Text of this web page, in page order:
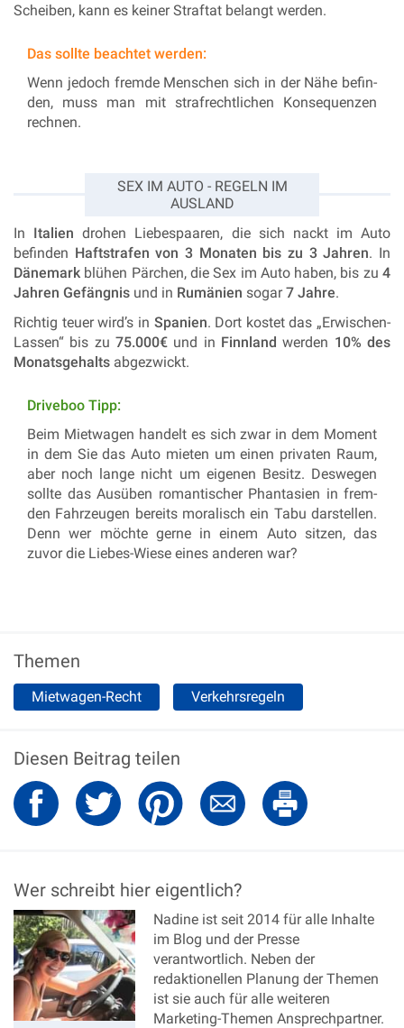
Scheiben, kann es keiner Straftat belangt werden.
Das sollte beachtet werden:
Wenn je­doch frem­de Men­schen sich in der Nähe be­fin­
den, muss man mit straf­recht­li­chen Kon­se­quen­zen
rech­nen.
SEX IM AUTO - REGELN IM
AUSLAND
In Italien drohen Liebespaaren, die sich nackt im Auto
befinden Haftstrafen von 3 Monaten bis zu 3 Jahren. In
Dänemark blühen Pärchen, die Sex im Auto haben, bis zu 4
Jahren Gefängnis und in Rumänien sogar7 Jahre.
Richtig teuer wird’s in Spanien. Dort kostet das „Erwischen-
Lassen“ bis zu 75.000€ und in Finnland werden 10% des
Monatsgehalts abgezwickt.
Drive­boo Tipp:
Beim Miet­wa­gen han­delt es sich zwar in dem Mo­ment
in dem Sie das Auto mie­ten um einen pri­va­ten Raum,
aber noch lange nicht um ei­ge­nen Be­sitz. Des­we­gen
soll­te das Aus­üben ro­man­ti­scher Phan­ta­si­en in frem­
den Fahr­zeu­gen be­reits mo­ra­lisch ein Tabu dar­stel­len.
Denn wer möch­te gerne in einem Auto sit­zen, das
zuvor die Lie­bes-Wiese eines an­de­ren war?
Themen
Mietwagen-Recht Verkehrsregeln
Diesen Beitrag teilen
Wer schreibt hier eigentlich?
Nadine ist seit 2014 für alle Inhalte
im Blog und der Presse
verantwortlich. Neben der
redaktionellen Planung der Themen
ist sie auch für alle weiteren
Marketing-Themen Ansprechpartner.